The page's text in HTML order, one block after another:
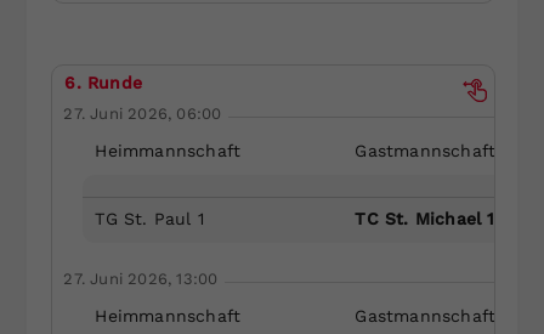
6. Runde
27. Juni 2026, 06:00
Heimmannschaft Gastmannschaft
TG St. Paul 1 TC St. Michael 1
27. Juni 2026, 13:00
Heimmannschaft Gastmannschaft